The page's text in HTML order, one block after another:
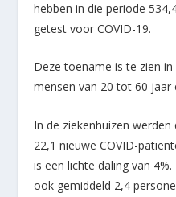
hebben in die periode
getest voor COVID-19.
Deze toename is te zien
mensen van 20 tot 60 jaar
In de ziekenhuizen
22,1 nieuwe COVID-
is een lichte daling van
ook gemiddeld 2,4